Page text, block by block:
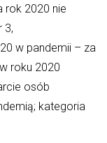
rok 2020 nie
3,
w pandemii – za
roku 2020
osób
kategoria